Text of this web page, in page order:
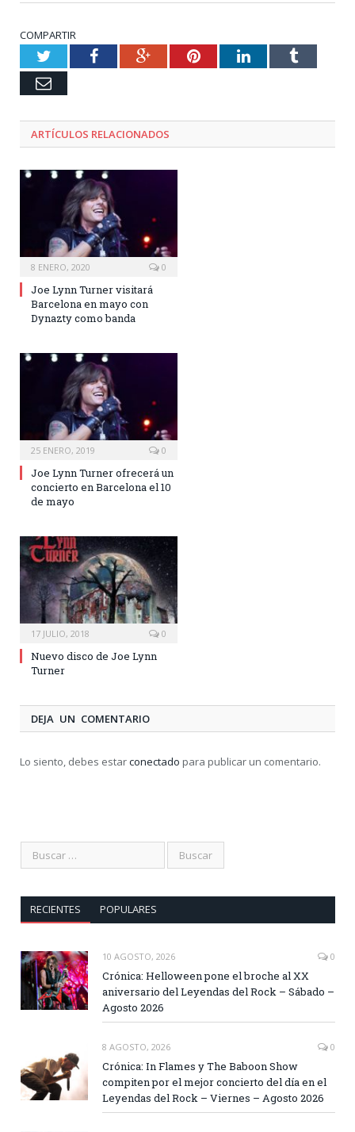
COMPARTIR
TwitterFacebookGoogle+PinterestLinkedInTumblr
Email
ARTÍCULOS RELACIONADOS
8 ENERO, 2020 0
Joe Lynn Turner visitará
Barcelona en mayo con
Dynazty como banda
25 ENERO, 2019 0
Joe Lynn Turner ofrecerá un
concierto en Barcelona el 10
de mayo
17 JULIO, 2018 0
Nuevo disco de Joe Lynn
Turner
DEJA UN COMENTARIO
Lo siento, debes estarconectado para publicar un comentario.
RECIENTES POPULARES
10 AGOSTO, 2026 0
Crónica: Helloween pone el broche al XX
aniversario del Leyendas del Rock – Sábado –
Agosto 2026
8 AGOSTO, 2026 0
Crónica: In Flames y The Baboon Show
compiten por el mejor concierto del día en el
Leyendas del Rock – Viernes – Agosto 2026